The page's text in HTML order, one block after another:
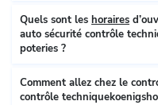
Quels sont les horaires
auto sécurité contrôle
poteries ?
Comment allez chez le
contrôle